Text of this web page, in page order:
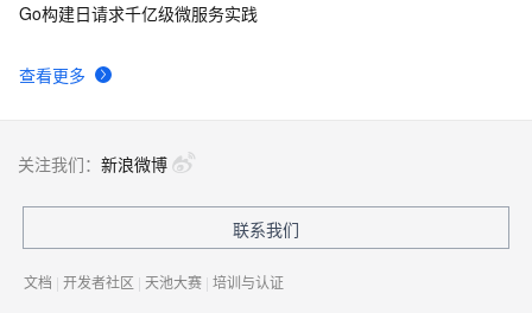
查看更多
Go构建日请求千亿级微服务实践
关注我们： 新浪微博
联系我们
文档 | 开发者社区 | 天池大赛 | 培训与认证